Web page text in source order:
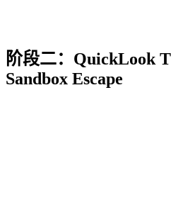
阶段二：QuickLook
Sandbox Escape